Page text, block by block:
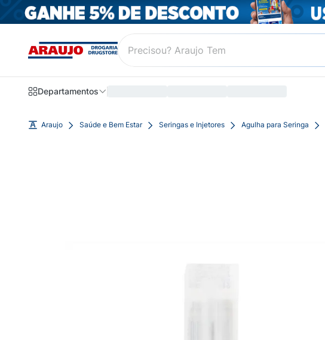
Departamentos
Araujo Saúde e Bem Estar Seringas e Injetores Agulha para Seringa